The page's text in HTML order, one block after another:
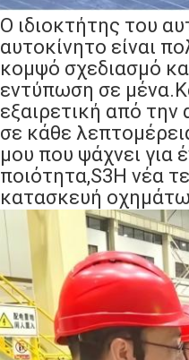
Ο ιδιοκτήτης του
αυτοκίνητο είναι
κομψό σχεδιασμό
εντύπωση σε
εξαιρετική από την
σε κάθε
μου που ψάχνει για
ποιότητα,S3Η νέα
κατασκευή